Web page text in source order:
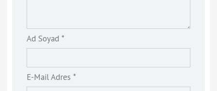
Ad Soyad *
E-Mail Adres *